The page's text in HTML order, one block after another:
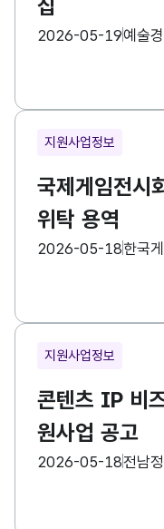
집
등록일
2026-05-19수집기관
예술
지원사업정보
국제게임전시
위탁 용역
등록일
2026-05-18수집기관
한국
지원사업정보
콘텐츠 IP 비
원사업 공고
등록일
2026-05-18수집기관
전남